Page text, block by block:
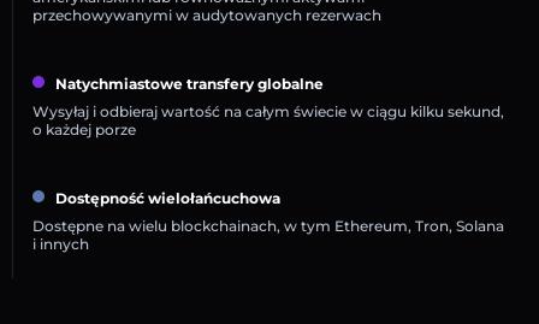
przechowywanymi w audytowanych rezerwach
Natychmiastowe transfery globalne
Wysyłaj i odbieraj wartość na całym świecie w ciągu kilku sekund,
o każdej porze
Dostępność wielołańcuchowa
Dostępne na wielu blockchainach, w tym Ethereum, Tron, Solana
i innych